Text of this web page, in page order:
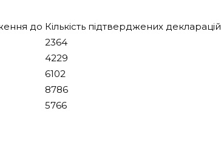
до Кількість підтверджених декларацій
2364
4229
6102
8786
5766